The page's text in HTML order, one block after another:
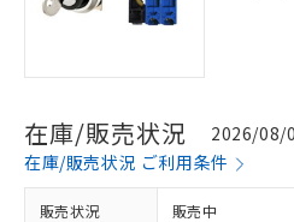
在庫/販売状況
2026/08/
在庫/販売状況 ご利用条件
販売状況 販売中